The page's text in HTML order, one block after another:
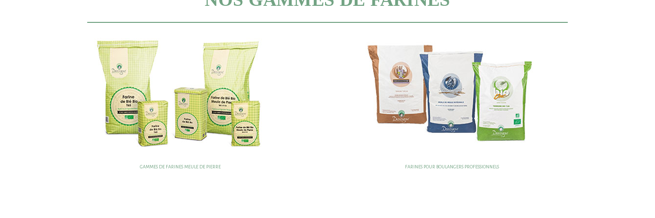
GAMMES DE FARINES MEULE DE PIERRE FARINES POUR BOULANGERS PROFESSIONNELS